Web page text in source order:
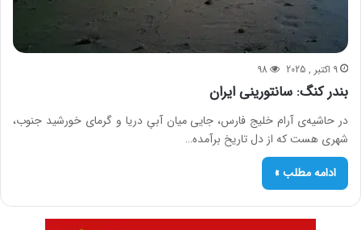
9 اکتبر , 2025 98
بندر کنگ: سانتورینی ایران
در حاشیه‌ی آرام خلیج فارس، جایی میان آبیِ دریا و گرمای خورشید جنوب،
شهری هست که از دل تاریخ برآمده…
ادامه مطلب »